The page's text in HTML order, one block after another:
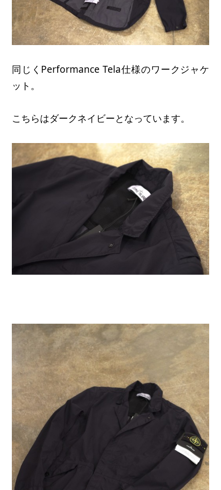
同じくPerformance Tela仕様のワークジャケ
ット。
こちらはダークネイビーとなっています。